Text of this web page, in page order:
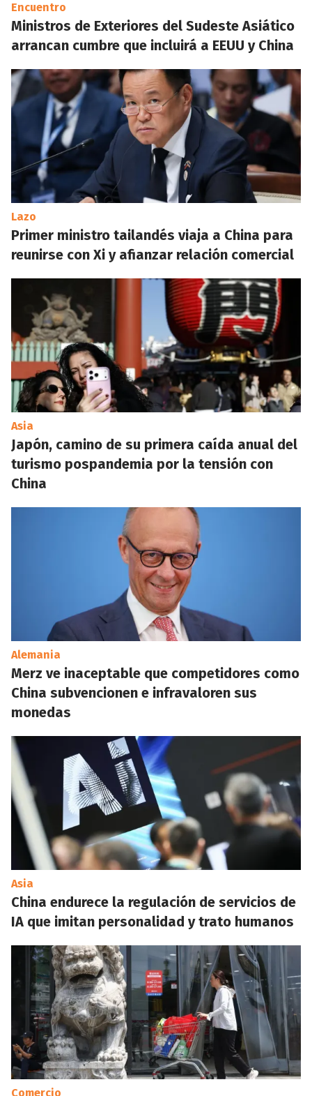
Encuentro
Ministros de Exteriores del Sudeste Asiático
arrancan cumbre que incluirá a EEUU y China
Lazo
Primer ministro tailandés viaja a China para
reunirse con Xi y afianzar relación comercial
Asia
Japón, camino de su primera caída anual del
turismo pospandemia por la tensión con
China
Alemania
Merz ve inaceptable que competidores como
China subvencionen e infravaloren sus
monedas
Asia
China endurece la regulación de servicios de
IA que imitan personalidad y trato humanos
Comercio